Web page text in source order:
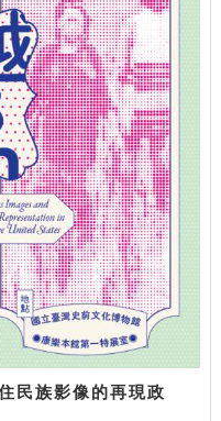
民族影像的再現政